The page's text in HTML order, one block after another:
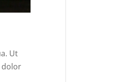
Ut
dolor